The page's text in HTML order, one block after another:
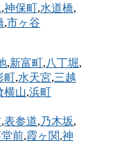
,神保町,水道橋,
,市ヶ谷
,新富町,八丁堀,
町,水天宮,三越
横山,浜町
,表参道,乃木坂,
前,霞ヶ関,神